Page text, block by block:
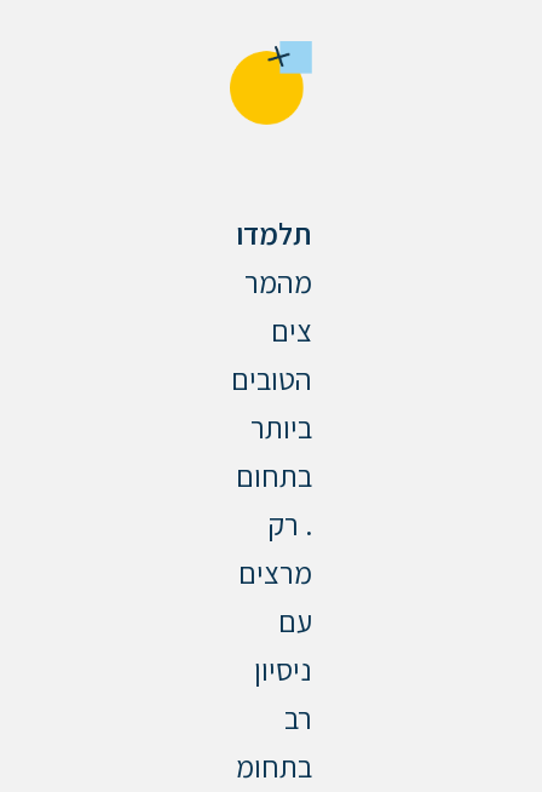
תלמדו
מהמר
צים
הטובים
ביותר
בתחום
. רק
מרצים
עם
ניסיון
רב
בתחומ